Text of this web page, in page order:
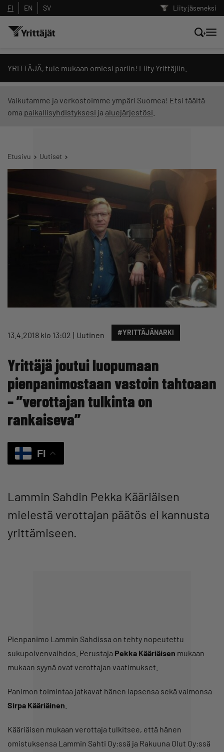
Liity jäseneksi
FI EN SV
YRITTÄJÄ, tule mukaan omiesi pariin! Liity Yrittäjiin
Vaikutamme ja verkostoimme ympäri Suomea! Etsi täältä
oma paikallisyhdistyksesi ja aluejärjestösi
Etusivu Uutiset
13.4.2018 klo 13:02 Uutinen #YRITTÄJÄNARKI
Yrittäjä joutui luopumaan
pienpanimostaan vastoin tahtoaan
– ”verottajan tulkinta on
rankaiseva”
FI
Lammin Sahdin Pekka Kääriäisen
mielestä verottajan päätös ei kannusta
yrittämiseen.
Pienpanimo Lammin Sahdissa on tehty nopeutettu
sukupolvenvaihdos. Perustaja Pekka Kääriäisen mukaan
mukaan syynä ovat verottajan vaatimukset.
Panimon toimintaa jatkavat hänen lapsensa sekä vaimonsa
Sirpa Kääriäinen
Kääriäisen mukaan verottaja tulkitsee, että hänen
omistuksensa Lammin Sahti Oy:ssä ja Rakuuna Olut Oy:ssä
Hae sivustolta tai kysy suoraan
Yrittäjien tekoälyltä
Suodata hakutuloksia: näytä kaikki sisältö